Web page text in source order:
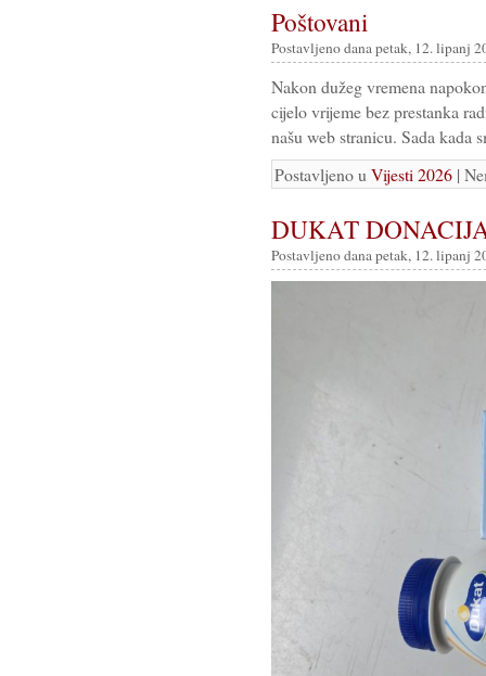
Poštovani
Postavljeno dana petak, 12. lipanj
Nakon dužeg vremena
cijelo vrijeme bez prestanka
našu web stranicu. Sada kada
Postavljeno u Vijesti 2026 |
DUKAT
Postavljeno dana petak, 12. lipanj